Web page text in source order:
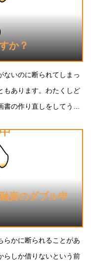
か？
ないのに断られてしまっ
もあります。わたくしど
の作り直しをしてうま
資のダブル申
らかに断られることがあ
らしか借りないという前